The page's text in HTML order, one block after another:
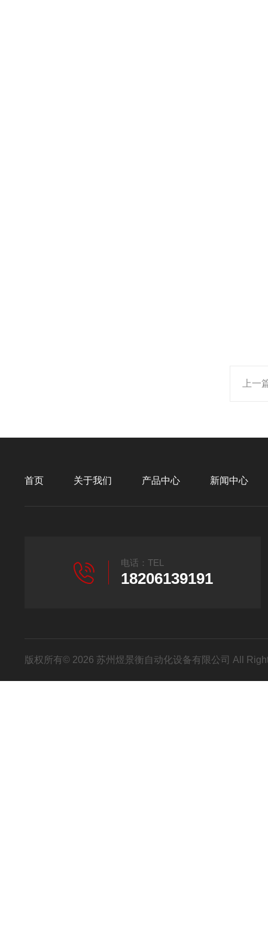
上一
首页 关于我们 产品中心 新闻中心
电话：TEL
18206139191
版权所有© 2026 苏州煜景衡自动化设备有限公司 All